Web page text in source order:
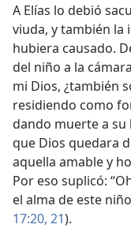
A Elías lo debió
viuda, y también la
hubiera causado.
del niño a la
mi Dios, ¿también
residiendo como
dando muerte a su
que Dios quedara
aquella amable y
Por eso suplicó:
el alma de este
17:20, 21).